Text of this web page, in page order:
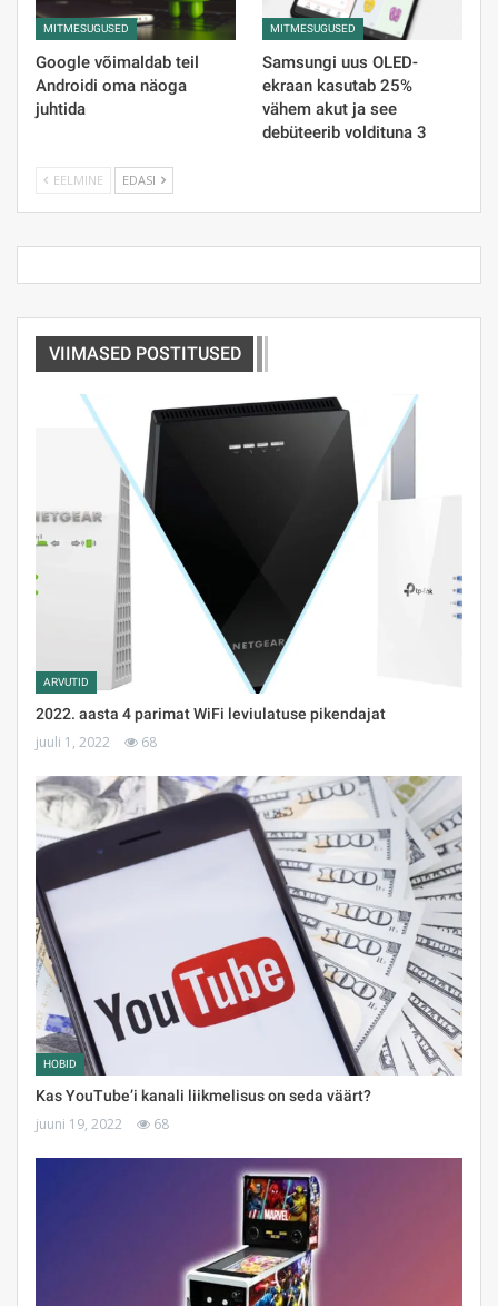
MITMESUGUSED
Google võimaldab teil
Androidi oma näoga
juhtida
MITMESUGUSED
Samsungi uus OLED-
ekraan kasutab 25%
vähem akut ja see
debüteerib voldituna 3
EELMINE EDASI
VIIMASED POSTITUSED
ARVUTID
2022. aasta 4 parimat WiFi leviulatuse pikendajat
juuli 1, 2022 68
HOBID
Kas YouTube’i kanali liikmelisus on seda väärt?
juuni 19, 2022 68